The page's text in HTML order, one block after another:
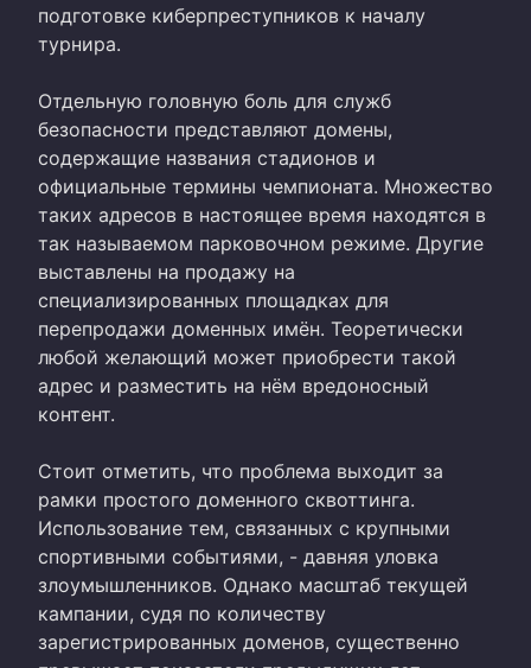
подготовке киберпреступников к началу
турнира.
Отдельную головную боль для служб
безопасности представляют домены,
содержащие названия стадионов и
официальные термины чемпионата. Множество
таких адресов в настоящее время находятся в
так называемом парковочном режиме. Другие
выставлены на продажу на
специализированных площадках для
перепродажи доменных имён. Теоретически
любой желающий может приобрести такой
адрес и разместить на нём вредоносный
контент.
Стоит отметить, что проблема выходит за
рамки простого доменного сквоттинга.
Использование тем, связанных с крупными
спортивными событиями, - давняя уловка
злоумышленников. Однако масштаб текущей
кампании, судя по количеству
зарегистрированных доменов, существенно